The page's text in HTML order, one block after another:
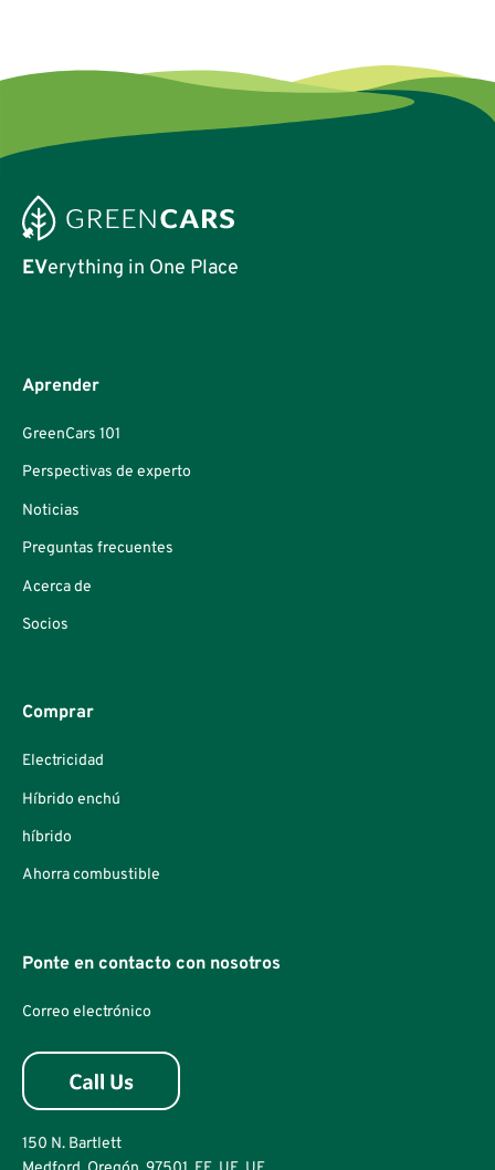
EVerything in One Place
Aprender
GreenCars 101
Perspectivas de experto
Noticias
Preguntas frecuentes
Acerca de
Socios
Comprar
Electricidad
Híbrido enchú
híbrido
Ahorra combustible
Ponte en contacto con nosotros
Correo electrónico
150 N. Bartlett